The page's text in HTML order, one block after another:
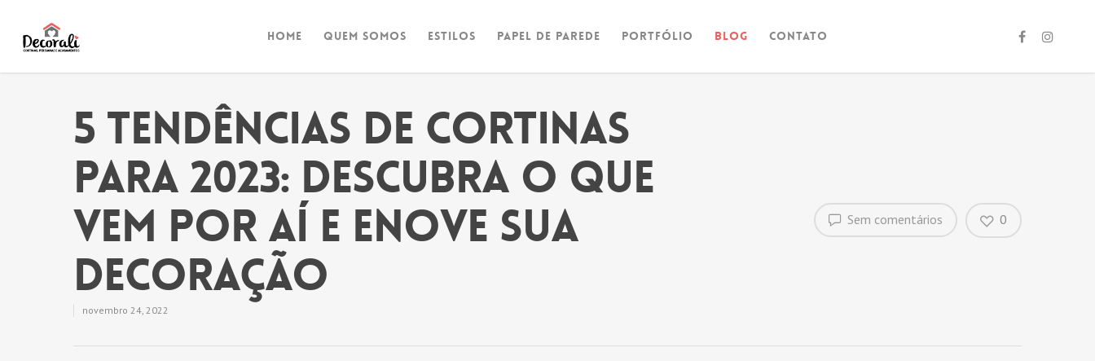
Home Quem Somos Estilos Papel de Parede Portfólio Blog Contato
5 tendências de cortinas
para 2023: descubra o que
vem por aí e enove sua
decoração
novembro 24, 2022
Sem comentários 0